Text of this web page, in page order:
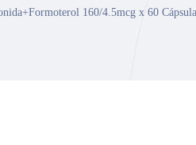
160/4.5mcg x 60